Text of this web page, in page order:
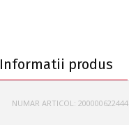
Informatii produs
NUMAR ARTICOL: 200000622444